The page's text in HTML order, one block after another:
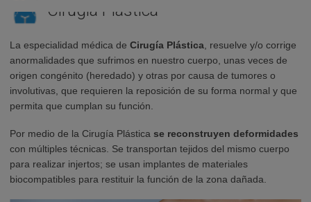
Cirugía Plástica
La especialidad médica de Cirugía Plástica , resuelve y/o corrige
anormalidades que sufrimos en nuestro cuerpo, unas veces de
origen congénito (heredado) y otras por causa de tumores o
involutivas, que requieren la reposición de su forma normal y que
permita que cumplan su función.
Por medio de la Cirugía Plástica se reconstruyen deformidades
con múltiples técnicas. Se transportan tejidos del mismo cuerpo
para realizar injertos; se usan implantes de materiales
biocompatibles para restituir la función de la zona dañada.